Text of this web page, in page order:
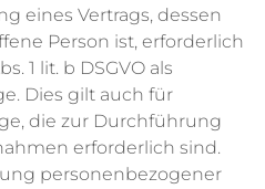
eines Vertrags, dessen
Person ist, erforderlich
1 lit. b DSGVO als
Dies gilt auch für
die zur Durchführung
erforderlich sind.
personenbezogener